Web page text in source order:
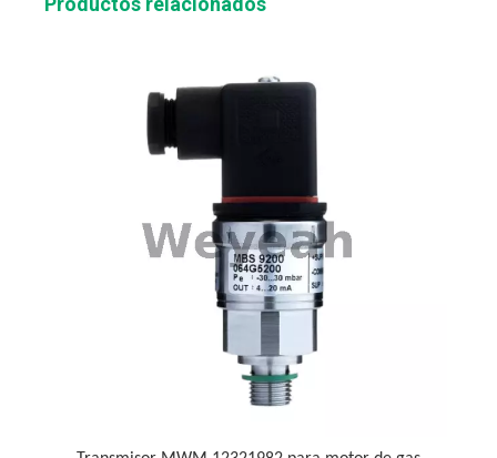
Recién llegados Seal-O-Ring 9M-9780 para CAT
G3520C